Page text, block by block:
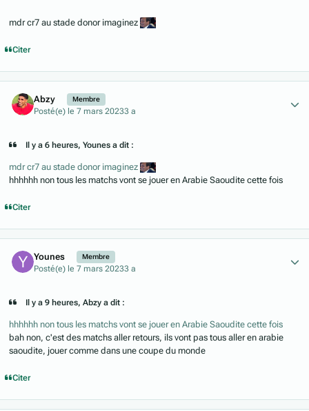
mdr cr7 au stade donor imaginez
Citer
Abzy Membre
Posté(e) le 7 mars 20233 a
Il y a 6 heures, Younes a dit :
mdr cr7 au stade donor imaginez
hhhhhh non tous les matchs vont se jouer en Arabie Saoudite cette fois
Citer
Younes Membre
Posté(e) le 7 mars 20233 a
Il y a 9 heures, Abzy a dit :
hhhhhh non tous les matchs vont se jouer en Arabie Saoudite cette fois
bah non, c'est des matchs aller retours, ils vont pas tous aller en arabie
saoudite, jouer comme dans une coupe du monde
Citer